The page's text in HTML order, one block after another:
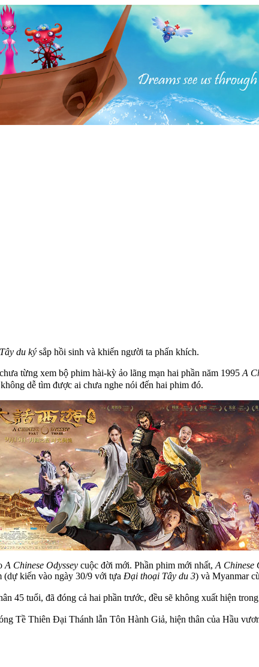
Tây du ký sắp hồi sinh và khiến người ta phấn khích.
từng xem bộ phim hài-kỳ ảo lãng mạn hai phần năm 1995 A
dễ tìm được ai chưa nghe nói đến hai phim đó.
A Chinese Odyssey cuộc đời mới. Phần phim mới nhất, A Chinese
(dự kiến vào ngày 30/9 với tựa Đại thoại Tây du 3) và Myanmar
45 tuổi, đã đóng cả hai phần trước, đều sẽ không xuất hiện
Tề Thiên Đại Thánh lẫn Tôn Hành Giả, hiện thân của Hầu